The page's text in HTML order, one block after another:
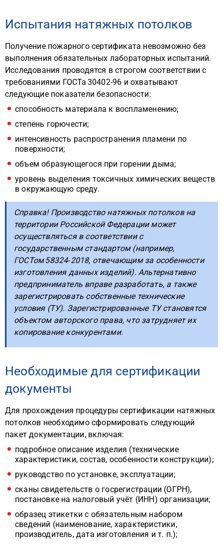
Испытания натяжных потолков
Получение пожарного сертификата невозможно без
выполнения обязательных лабораторных испытаний.
Исследования проводятся в строгом соответствии с
требованиями ГОСТа 30402-96 и охватывают
следующие показатели безопасности:
способность материала к воспламенению;
степень горючести;
интенсивность распространения пламени по
поверхности;
объем образующегося при горении дыма;
уровень выделения токсичных химических веществ
в окружающую среду.
Справка! Производство натяжных потолков на
территории Российской Федерации может
осуществляться в соответствии с
государственным стандартом (например,
ГОСТом 58324‑2018, отвечающим за особенности
изготовления данных изделий). Альтернативно
предприниматель вправе разработать, а также
зарегистрировать собственные технические
условия (ТУ). Зарегистрированные ТУ становятся
объектом авторского права, что затрудняет их
копирование конкурентами.
Необходимые для сертификации
документы
Для прохождения процедуры сертификации натяжных
потолков необходимо сформировать следующий
пакет документации, включая:
подробное описание изделия (технические
характеристики, состав, особенности конструкции);
руководство по установке, эксплуатации;
сканы свидетельств о госрегистрации (ОГРН),
постановке на налоговый учёт (ИНН) организации;
образец этикетки с обязательным набором
сведений (наименование, характеристики,
производитель, дата изготовления и т. п.);